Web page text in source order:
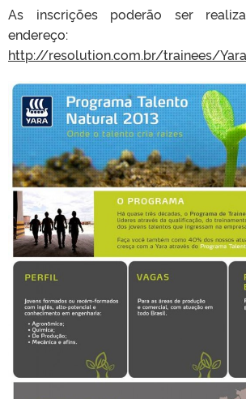
As inscrições poderão ser
endereço:
http://resolution.com.br/trainees/